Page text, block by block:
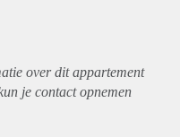
over ditappartement
je contact opnemen